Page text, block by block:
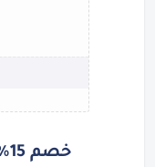
خصم 15% إضافي على كل شيء